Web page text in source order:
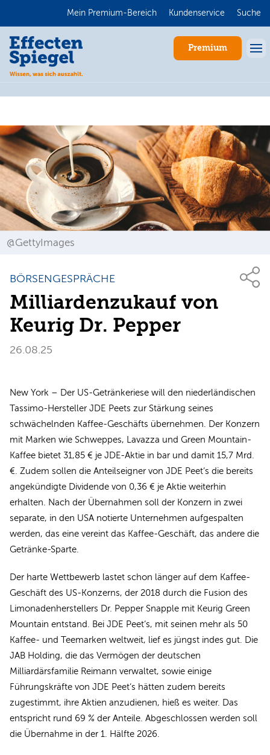
Mein Premium-Bereich Kundenservice Suche
Premium
@GettyImages
BÖRSENGESPRÄCHE
Milliardenzukauf von
Keurig Dr. Pepper
26.08.25
New York – Der US-Getränkeriese will den niederländischen
Tassimo-Hersteller JDE Peets zur Stärkung seines
schwächelnden Kaffee-Geschäfts übernehmen. Der Konzern
mit Marken wie Schweppes, Lavazza und Green Mountain-
Kaffee bietet 31,85 € je JDE-Aktie in bar und damit 15,7 Mrd.
€. Zudem sollen die Anteilseigner von JDE Peet‘s die bereits
angekündigte Dividende von 0,36 € je Aktie weiterhin
erhalten. Nach der Übernahmen soll der Konzern in zwei
separate, in den USA notierte Unternehmen aufgespalten
werden, das eine vereint das Kaffee-Geschäft, das andere die
Getränke-Sparte.
Der harte Wettbewerb lastet schon länger auf dem Kaffee-
Geschäft des US-Konzerns, der 2018 durch die Fusion des
Limonadenherstellers Dr. Pepper Snapple mit Keurig Green
Mountain entstand. Bei JDE Peet‘s, mit seinen mehr als 50
Kaffee- und Teemarken weltweit, lief es jüngst indes gut. Die
JAB Holding, die das Vermögen der deutschen
Milliardärsfamilie Reimann verwaltet, sowie einige
Führungskräfte von JDE Peet‘s hätten zudem bereits
zugestimmt, ihre Aktien anzudienen, hieß es weiter. Das
entspricht rund 69 % der Anteile. Abgeschlossen werden soll
die Übernahme in der 1. Hälfte 2026.
Anmelden